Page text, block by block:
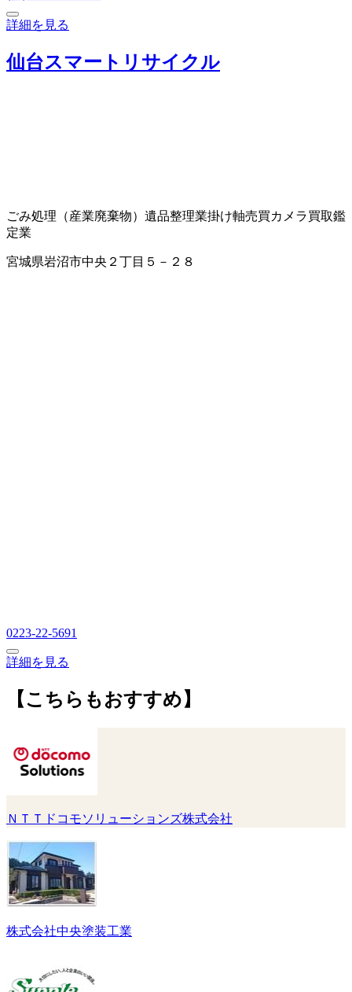
詳細を見る
仙台スマートリサイクル
ごみ処理（産業廃棄物） 遺品整理業掛け軸売買カメラ買取鑑
定業
宮城県岩沼市中央２丁目５－２８
0223-22-5691
詳細を見る
【こちらもおすすめ】
ＮＴＴドコモソリューションズ株式会社
株式会社中央塗装工業